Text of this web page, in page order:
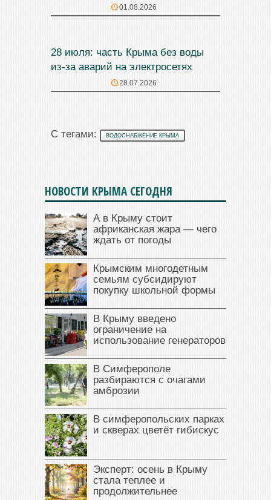
01.08.2026
28 июля: часть Крыма без воды
из-за аварий на электросетях
28.07.2026
С тегами: ВОДОСНАБЖЕНИЕ КРЫМА
НОВОСТИ КРЫМА СЕГОДНЯ
А в Крыму стоит
африканская жара — чего
ждать от погоды
Крымским многодетным
семьям субсидируют
покупку школьной формы
В Крыму введено
ограничение на
использование генераторов
В Симферополе
разбираются с очагами
амброзии
В симферопольских парках
и скверах цветёт гибискус
Эксперт: осень в Крыму
стала теплее и
продолжительнее